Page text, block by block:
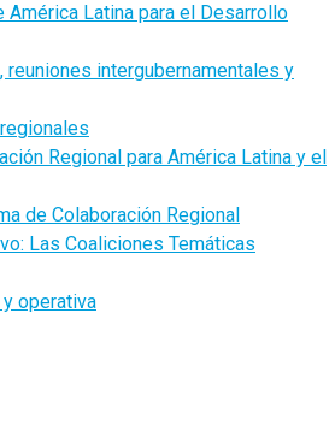
Latina para el Desarrollo
intergubernamentales y
Regional para América Latina y el
de Colaboración Regional
Las Coaliciones Temáticas
operativa